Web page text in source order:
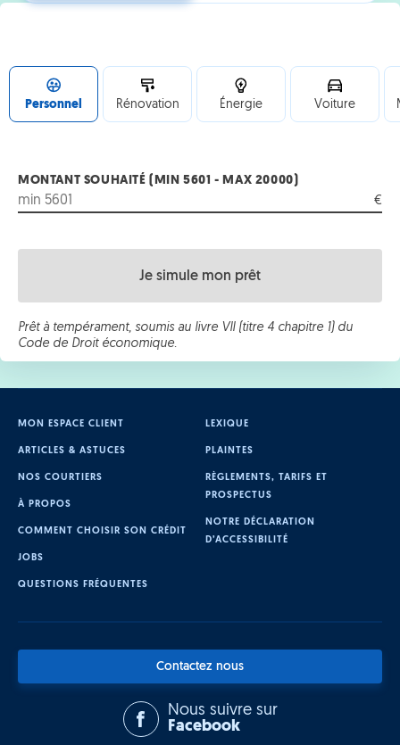
Personnel Rénovation Énergie Voiture
MONTANT SOUHAITÉ (MIN 5601 - MAX 20000)
€
Je simule mon prêt
Prêt à tempérament, soumis au livre VII (titre 4 chapitre 1) du
Code de Droit économique.
MON ESPACE CLIENT
ARTICLES & ASTUCES
NOS COURTIERS
À PROPOS
COMMENT CHOISIR SON CRÉDIT
JOBS
QUESTIONS FRÉQUENTES
LEXIQUE
PLAINTES
RÈGLEMENTS, TARIFS ET
PROSPECTUS
NOTRE DÉCLARATION
D’ACCESSIBILITÉ
Contactez nous
Nous suivre sur
Facebook